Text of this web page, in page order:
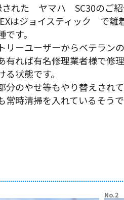
れた ヤマハ SC30のご紹
はジョイスティック で離
す。
リーユーザーからベテラン
有れば有名修理業者様で修
状態です。
分のやせ等もやり替えされて
常時清掃を入れているそうで
No.2